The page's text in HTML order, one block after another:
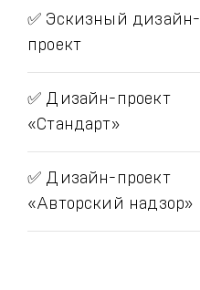
✅ Эскизный дизайн-
проект
✅ Дизайн-проект
«Стандарт»
✅ Дизайн-проект
«Авторский надзор»